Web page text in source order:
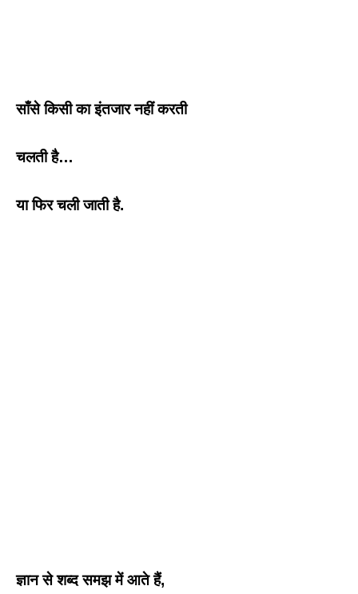
साँसे किसी का इंतजार नहीं करती
चलती है…
या फिर चली जाती है.
ज्ञान से शब्द समझ में आते हैं,